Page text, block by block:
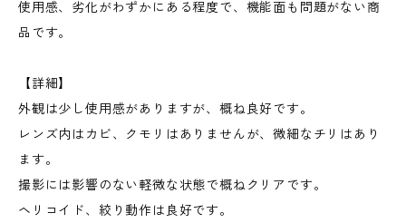
使用感、劣化がわずかにある程度で、機能面も問題がない商
品です。
【詳細】
外観は少し使用感がありますが、概ね良好です。
レンズ内はカビ、クモリはありませんが、微細なチリはあり
ます。
撮影には影響のない軽微な状態で概ねクリアです。
ヘリコイド、絞り動作は良好です。